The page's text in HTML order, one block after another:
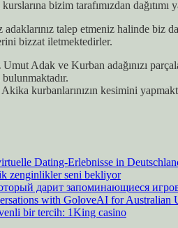
bizim tarafımızdan dağıtımı
talep etmeniz halinde biz
bizzat iletmektedirler.
Umut Adak ve Kurban adağınızı
kurbanlarınızın kesimini
Dating-Erlebnisse in
zenginlikler seni bekliyor
дарит запоминающиеся
with GoloveAI for Australian
bir tercih: 1King casino